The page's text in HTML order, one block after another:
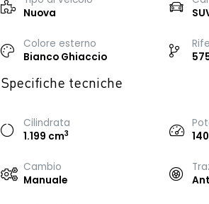
Nuova
Colore esterno
Bianco Ghiaccio
Specifiche tecniche
Cilindrata
1.199 cm3
Cambio
Manuale